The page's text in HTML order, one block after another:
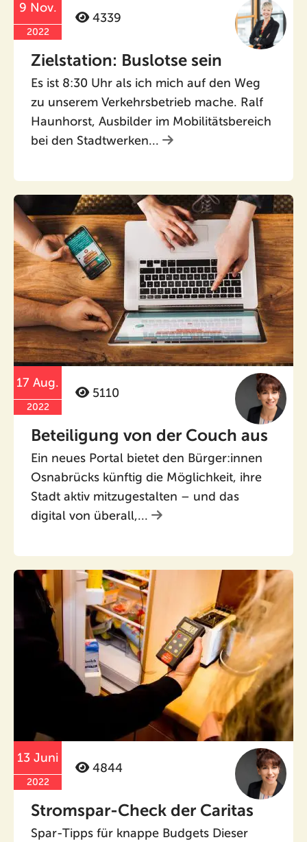
9 Nov.
2022
4339
Zielstation: Buslotse sein
Es ist 8:30 Uhr als ich mich auf den Weg
zu unserem Verkehrsbetrieb mache. Ralf
Haunhorst, Ausbilder im Mobilitätsbereich
bei den Stadtwerken...
17 Aug.
2022
5110
Beteiligung von der Couch aus
Ein neues Portal bietet den Bürger:innen
Osnabrücks künftig die Möglichkeit, ihre
Stadt aktiv mitzugestalten – und das
digital von überall,...
13 Juni
2022
4844
Stromspar-Check der Caritas
Spar-Tipps für knappe Budgets Dieser